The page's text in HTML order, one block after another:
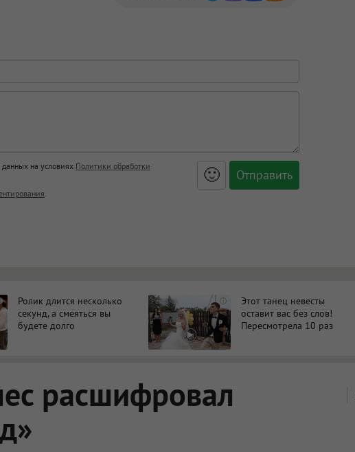
<small>, <sup>, <sub>, <pre>, <ul>, <ol>, <li>,
адреса URL автоматически становятся ссылками, и
на условиях Политики обработки
.
🙂
Ролик длится несколько
секунд, а смеяться вы
будете долго
i
Этот танец невесты
оставит вас без слов!
Пересмотрела 10 раз
расшифровал